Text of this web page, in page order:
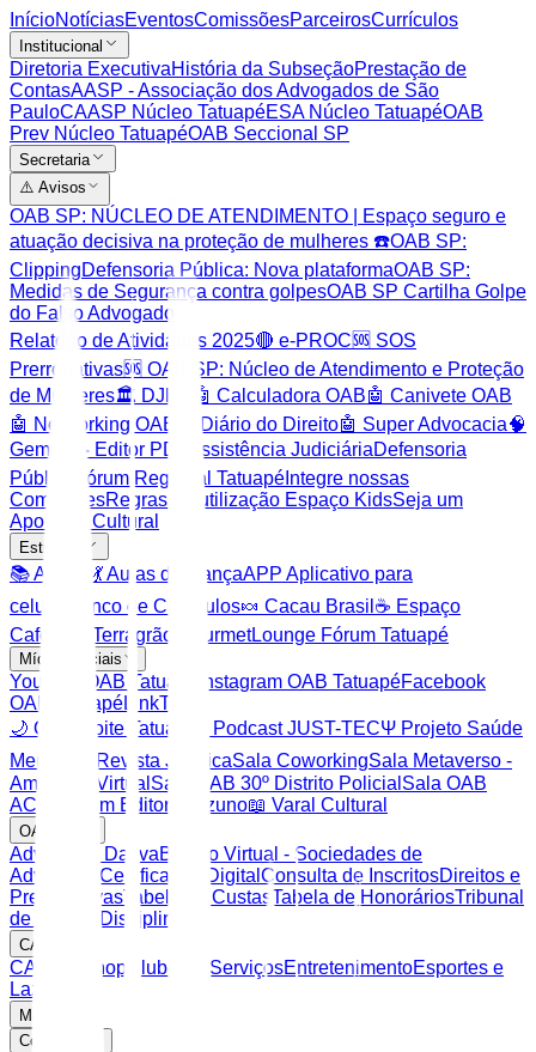
InícioNotíciasEventosComissõesParceirosCurrículos
Institucional
Diretoria ExecutivaHistória da SubseçãoPrestação de
ContasAASP - Associação dos Advogados de São
PauloCAASP Núcleo TatuapéESA Núcleo TatuapéOAB
Prev Núcleo TatuapéOAB Seccional SP
Secretaria
⚠️ Avisos
OAB SP: NÚCLEO DE ATENDIMENTO | Espaço seguro e
atuação decisiva na proteção de mulheres ☎️OAB SP:
ClippingDefensoria Pública: Nova plataformaOAB SP:
Medidas de Segurança contra golpesOAB SP Cartilha Golpe
do Falso Advogado
Relatório de Atividades 2025🔴 e-PROC🆘 SOS
Prerrogativas🆘 OAB SP: Núcleo de Atendimento e Proteção
de Mulheres🏛️ DJEN 🤖 Calculadora OAB🤖 Canivete OAB
🤖 Networking OAB
🤖 Diário do Direito🤖 Super Advocacia🧠
Gemini
✒️ Editor PDF Assistência JudiciáriaDefensoria
Pública
Fórum Regional Tatuapé Integre nossas
ComissõesRegras de utilização Espaço KidsSeja um
Apoiador Cultural
Estrutura
📚 Artigos💃 Aulas de DançaAPP Aplicativo para
celular
Banco de Curriculos🍬 Cacau Brasil ☕ Espaço
Cafeteria Terragrão GourmetLounge Fórum Tatuapé
Mídias Sociais
Youtube OAB Tatuapé Instagram OAB TatuapéFacebook
OAB Tatuapé LinkTree
🌙 OAB Noite Tatuapé
🎙️ Podcast JUST-TECΨ Projeto Saúde
Mental
✍🏼 Revista JurídicaSala CoworkingSala Metaverso -
Ambiente Virtual Sala OAB 30º Distrito Policial Sala OAB
ACSP
Totem Editora Mizuno📖 Varal Cultural
OAB SP
Advocacia DativaBalcão Virtual - Sociedades de
Advocacia Certificação Digital Consulta de InscritosDireitos e
PrerrogativasTabela de CustasTabela de HonoráriosTribunal
de Ética e Disciplina
CAASP
CAASP Shop Clube de ServiçosEntretenimentoEsportes e
Lazer
Mais
Consultas